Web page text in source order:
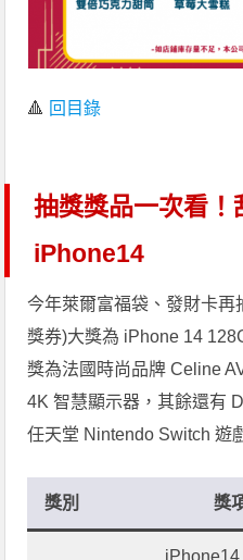
🔺 回目錄
抽獎獎品一次看
iPhone14
今年萊爾富福袋、發財卡再
獎券)大獎為 iPhone 14
獎為法國時尚品牌 Celine
4K 智慧顯示器，其餘還有
任天堂 Nintendo Switch 遊
獎別 獎